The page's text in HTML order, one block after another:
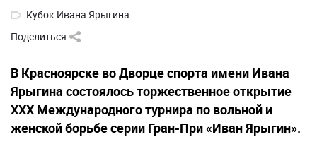
Кубок Ивана Ярыгина
Поделиться
В Красноярске во Дворце спорта имени Ивана
Ярыгина состоялось торжественное открытие
ХХХ Международного турнира по вольной и
женской борьбе серии Гран-При «Иван Ярыгин».